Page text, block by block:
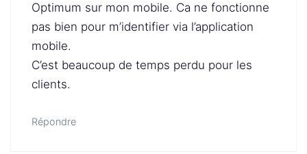
Optimum sur mon mobile. Ca ne fonctionne
pas bien pour m’identifier via l’application
mobile.
C’est beaucoup de temps perdu pour les
clients.
Répondre